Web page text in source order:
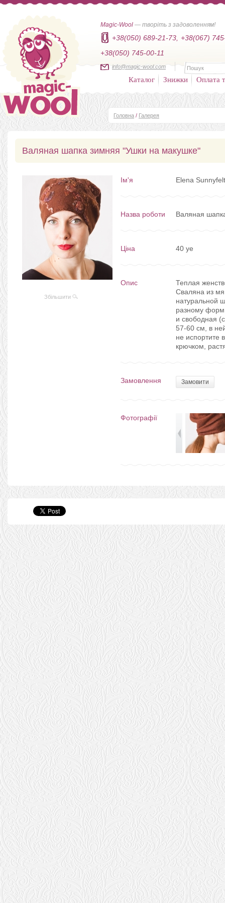
Magic-Wool — творіть з задоволенням!
+38(050) 689-21-73,
+38(067)
+38(050) 745-00-11
info@magic-wool.com
Каталог Знижки Оплата
Головна / Галерея
Валяная шапка зимняя "Ушки на макушке"
Збільшити
Ім'я Elena Sunnyfelt
Назва роботи Валяная
Ціна 40 уе
Опис
Теплая
Сваляна из
натуральной
разному
и свободная
57-60 см, в
не испортите
крючком,
Замовлення Замовити
Фотографії